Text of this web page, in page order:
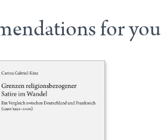
for you